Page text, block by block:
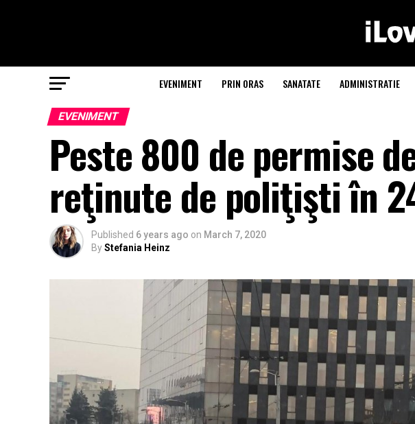
EVENIMENT PRIN ORAS SANATATE ADMINISTRATIE
EVENIMENT
Peste 800 de permise
reţinute de poliţişti în
Published 6 years ago on March 7, 2020
ByStefania Heinz